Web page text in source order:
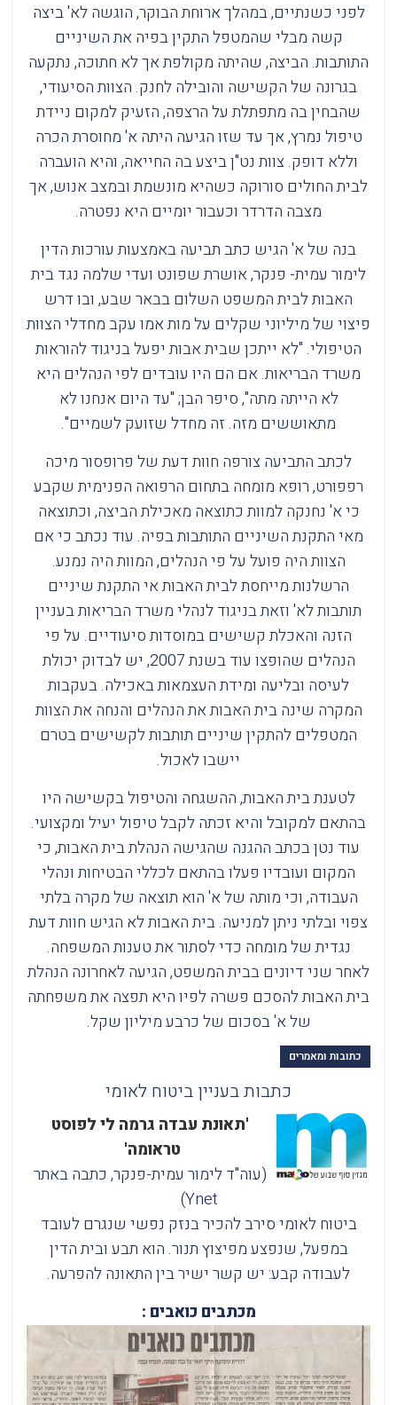
לפני כשנתיים, במהלך ארוחת הבוקר, הוגשה לא' ביצה
קשה מבלי שהמטפל התקין בפיה את השיניים
התותבות. הביצה, שהיתה מקולפת אך לא חתוכה, נתקעה
בגרונה של הקשישה והובילה לחנק. הצוות הסיעודי,
שהבחין בה מתפתלת על הרצפה, הזעיק למקום ניידת
טיפול נמרץ, אך עד שזו הגיעה היתה א' מחוסרת הכרה
וללא דופק. צוות נט"ן ביצע בה החייאה, והיא הועברה
לבית החולים סורוקה כשהיא מונשמת ובמצב אנוש, אך
מצבה הדרדר וכעבור יומיים היא נפטרה.
בנה של א' הגיש כתב תביעה באמצעות עורכות הדין
לימור עמית- פנקר, אושרת שפונט ועדי שלמה נגד בית
האבות לבית המשפט השלום בבאר שבע, ובו דרש
פיצוי של מיליוני שקלים על מות אמו עקב מחדלי הצוות
הטיפולי. "לא ייתכן שבית אבות יפעל בניגוד להוראות
משרד הבריאות. אם הם היו עובדים לפי הנהלים היא
לא הייתה מתה", סיפר הבן; "עד היום אנחנו לא
מתאוששים מזה. זה מחדל שזועק לשמיים".
לכתב התביעה צורפה חוות דעת של פרופסור מיכה
רפפורט, רופא מומחה בתחום הרפואה הפנימית שקבע
כי א' נחנקה למוות כתוצאה מאכילת הביצה, וכתוצאה
מאי התקנת השיניים התותבות בפיה. עוד נכתב כי אם
הצוות היה פועל על פי הנהלים, המוות היה נמנע.
הרשלנות מייחסת לבית האבות אי התקנת שיניים
תותבות לא' וזאת בניגוד לנהלי משרד הבריאות בעניין
הזנה והאכלת קשישים במוסדות סיעודיים. על פי
הנהלים שהופצו עוד בשנת 2007, יש לבדוק יכולת
לעיסה ובליעה ומידת העצמאות באכילה. בעקבות
המקרה שינה בית האבות את הנהלים והנחה את הצוות
המטפלים להתקין שיניים תותבות לקשישים בטרם
יישבו לאכול.
לטענת בית האבות, ההשגחה והטיפול בקשישה היו
בהתאם למקובל והיא זכתה לקבל טיפול יעיל ומקצועי.
עוד נטן בכתב ההגנה שהגישה הנהלת בית האבות, כי
המקום ועובדיו פעלו בהתאם לכללי הבטיחות ונהלי
העבודה, וכי מותה של א' הוא תוצאה של מקרה בלתי
צפוי ובלתי ניתן למניעה. בית האבות לא הגיש חוות דעת
נגדית של מומחה כדי לסתור את טענות המשפחה.
לאחר שני דיונים בבית המשפט, הגיעה לאחרונה הנהלת
בית האבות להסכם פשרה לפיו היא תפצה את משפחתה
של א' בסכום של כרבע מיליון שקל.
כתובות ומאמרים
כתבות בעניין ביטוח לאומי
'תאונת עבדה גרמה לי לפוסט
טראומה'
(עוה"ד לימור עמית-פנקר, כתבה באתר
Ynet)
ביטוח לאומי סירב להכיר בנזק נפשי שנגרם לעובד
במפעל, שנפצע מפיצוץ תנור. הוא תבע ובית הדין
לעבודה קבע: יש קשר ישיר בין התאונה להפרעה.
מכתבים כואבים :